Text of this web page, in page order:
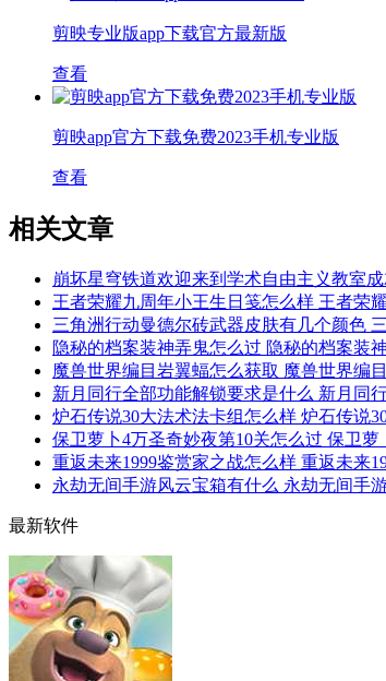
剪映专业版app下载官方最新版
查看
剪映app官方下载免费2023手机专业版
查看
相关文章
崩坏星穹铁道欢迎来到学术自由主义教室
王者荣耀九周年小王生日笺怎么样 王者荣
三角洲行动曼德尔砖武器皮肤有几个颜色
隐秘的档案装神弄鬼怎么过 隐秘的档案装
魔兽世界编目岩翼蝠怎么获取 魔兽世界编
新月同行全部功能解锁要求是什么 新月同
炉石传说30大法术法卡组怎么样 炉石传说
保卫萝卜4万圣奇妙夜第10关怎么过 保卫
重返未来1999鉴赏家之战怎么样 重返未来
永劫无间手游风云宝箱有什么 永劫无间手
最新软件